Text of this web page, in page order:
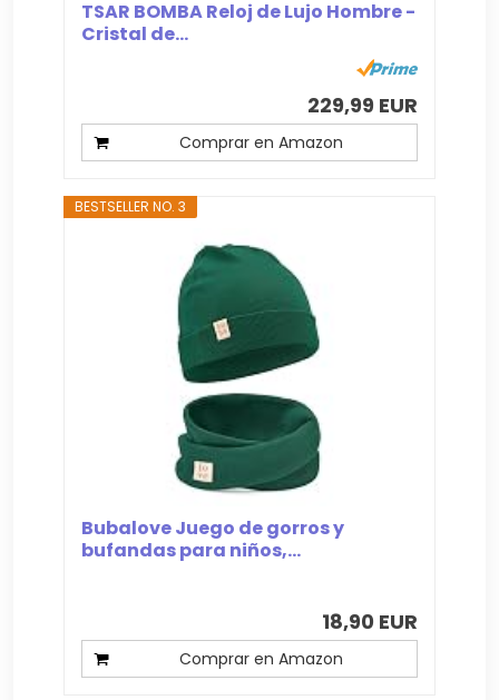
TSAR BOMBA Reloj de Lujo Hombre -
Cristal de...
229,99 EUR
Comprar en Amazon
BESTSELLER NO. 3
Bubalove Juego de gorros y
bufandas para niños,...
18,90 EUR
Comprar en Amazon